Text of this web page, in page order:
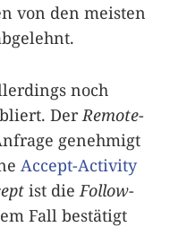
von den meisten
noch
Der Remote-
genehmigt
Accept-Activity
ist die Follow-
Fall bestätigt